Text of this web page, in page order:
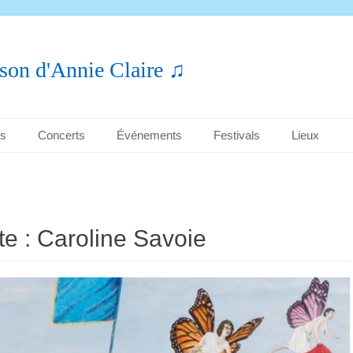
d'Annie Claire ♫
Concerts Événements Festivals Lieux
: Caroline Savoie